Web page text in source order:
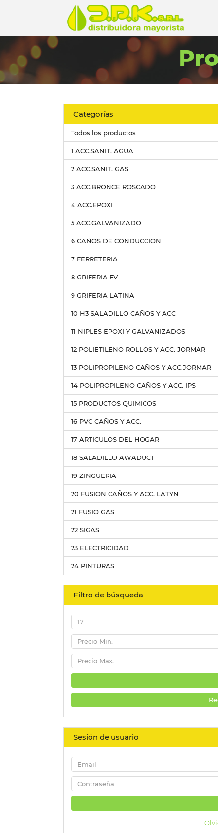
Categorías
Todos los productos
1 ACC.SANIT. AGUA
2 ACC.SANIT. GAS
3 ACC.BRONCE ROSCADO
4 ACC.EPOXI
5 ACC.GALVANIZADO
6 CAÑOS DE CONDUCCIÓN
7 FERRETERIA
8 GRIFERIA FV
9 GRIFERIA LATINA
10 H3 SALADILLO CAÑOS Y ACC
11 NIPLES EPOXI Y GALVANIZADOS
12 POLIETILENO ROLLOS Y ACC. JORMAR
13 POLIPROPILENO CAÑOS Y ACC.JORMAR
14 POLIPROPILENO CAÑOS Y ACC. IPS
15 PRODUCTOS QUIMICOS
16 PVC CAÑOS Y ACC.
17 ARTICULOS DEL HOGAR
18 SALADILLO AWADUCT
19 ZINGUERIA
20 FUSION CAÑOS Y ACC. LATYN
21 FUSIO GAS
22 SIGAS
23 ELECTRICIDAD
24 PINTURAS
Filtro de búsqueda
Sesión de usuario